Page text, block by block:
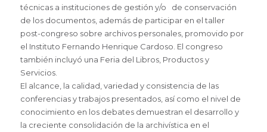
técnicas a instituciones de gestión y/o de conservación
de los documentos, además de participar en el taller
post-congreso sobre archivos personales, promovido por
el Instituto Fernando Henrique Cardoso. El congreso
también incluyó una Feria del Libros, Productos y
Servicios.
El alcance, la calidad, variedad y consistencia de las
conferencias y trabajos presentados, así como el nivel de
conocimiento en los debates demuestran el desarrollo y
la creciente consolidación de la archivística en el